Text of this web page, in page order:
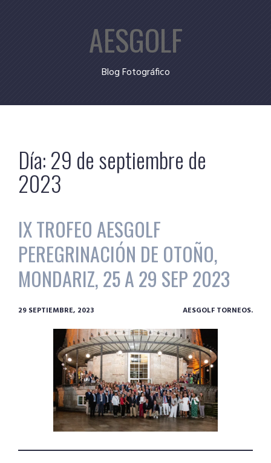
AESGOLF
Blog Fotográfico
Día:29 de septiembre de
2023
IX TROFEO AESGOLF
PEREGRINACIÓN DE OTOÑO,
MONDARIZ, 25 A 29 SEP 2023
29 SEPTIEMBRE, 2023 AESGOLF TORNEOS.